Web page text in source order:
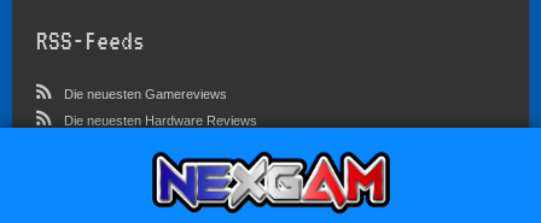
RSS-Feeds
Die neuesten Gamereviews
Die neuesten Hardware Reviews